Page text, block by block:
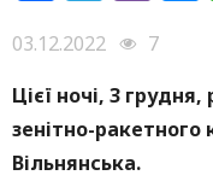
03.12.2022
7
Цієї ночі, 3
зенітно-ракетного
Вільнянська.